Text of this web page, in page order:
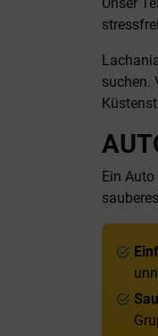
suchen.
Ein